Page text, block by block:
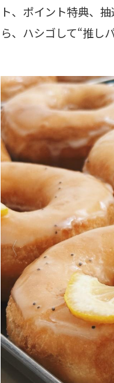
ト、ポイント特典、
ら、ハシゴして“推し